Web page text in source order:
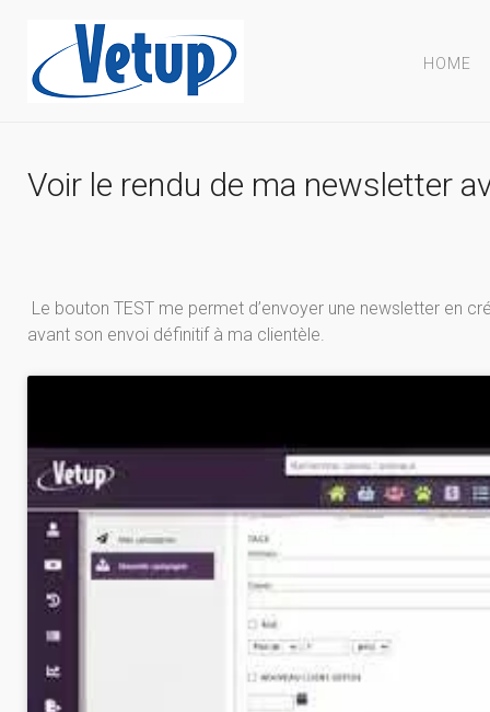
HOME
Voir le rendu de ma newsletter
Le bouton TEST me permet d’envoyer une newsletter en
avant son envoi définitif à ma clientèle.